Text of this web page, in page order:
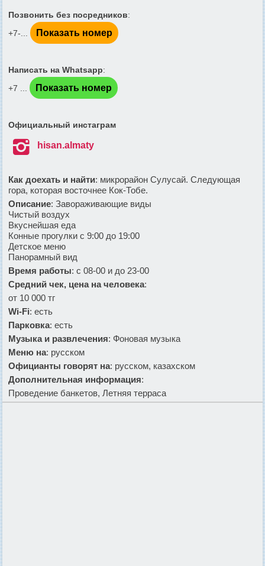
Позвонить без посредников:
+7-...
Показать номер
Написать на Whatsapp:
+7 ...
Показать номер
Официальный инстаграм
 hisan.almaty
Как доехать и найти: микрорайон Сулусай. Следующая
гора, которая восточнее Кок-Тобе.
Описание: Завораживающие виды
Чистый воздух
Вкуснейшая еда
Конные прогулки с 9:00 до 19:00
Детское меню
Панорамный вид
Время работы: с 08-00 и до 23-00
Средний чек, цена на человека:
от 10 000 тг
Wi-Fi: есть
Парковка: есть
Музыка и развлечения: Фоновая музыка
Меню на: русском
Официанты говорят на: русском, казахском
Дополнительная информация:
Проведение банкетов, Летняя терраса